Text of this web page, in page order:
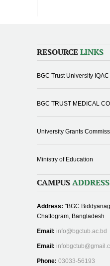
RESOURCE LINKS
BGC Trust University IQAC
BGC TRUST MEDICAL
University Grants
Ministry of Education
CAMPUS ADDRESS
Address: "BGC
Chattogram, Bangladesh
Email: info@bgctub.ac.bd
Email:
Phone: 03033-56193